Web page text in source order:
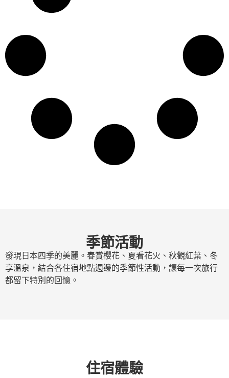
季節活動
發現日本四季的美麗。春賞櫻花、夏看花火、秋觀紅葉、冬
享溫泉，結合各住宿地點週邊的季節性活動，讓每一次旅行
都留下特別的回憶。
住宿體驗